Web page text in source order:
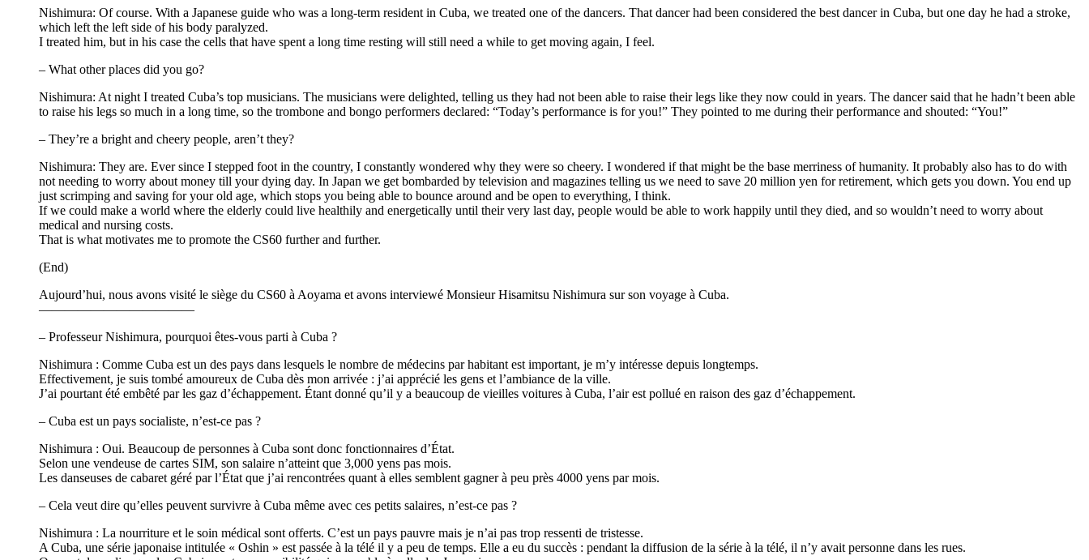
Nishimura: Of course. With a Japanese guide who was a long-term resident in Cuba, we treated one of the dancers. That dancer had been considered the best dancer in Cuba, but one day he had a stroke,
which left the left side of his body paralyzed.
I treated him, but in his case the cells that have spent a long time resting will still need a while to get moving again, I feel.
– What other places did you go?
Nishimura: At night I treated Cuba’s top musicians. The musicians were delighted, telling us they had not been able to raise their legs like they now could in years. The dancer said that he hadn’t been able
to raise his legs so much in a long time, so the trombone and bongo performers declared: “Today’s performance is for you!” They pointed to me during their performance and shouted: “You!”
– They’re a bright and cheery people, aren’t they?
Nishimura: They are. Ever since I stepped foot in the country, I constantly wondered why they were so cheery. I wondered if that might be the base merriness of humanity. It probably also has to do with
not needing to worry about money till your dying day. In Japan we get bombarded by television and magazines telling us we need to save 20 million yen for retirement, which gets you down. You end up
just scrimping and saving for your old age, which stops you being able to bounce around and be open to everything, I think.
If we could make a world where the elderly could live healthily and energetically until their very last day, people would be able to work happily until they died, and so wouldn’t need to worry about
medical and nursing costs.
That is what motivates me to promote the CS60 further and further.
(End)
Aujourd’hui, nous avons visité le siège du CS60 à Aoyama et avons interviewé Monsieur Hisamitsu Nishimura sur son voyage à Cuba.
――――――――――――
– Professeur Nishimura, pourquoi êtes-vous parti à Cuba ?
Nishimura : Comme Cuba est un des pays dans lesquels le nombre de médecins par habitant est important, je m’y intéresse depuis longtemps.
Effectivement, je suis tombé amoureux de Cuba dès mon arrivée : j’ai apprécié les gens et l’ambiance de la ville.
J’ai pourtant été embêté par les gaz d’échappement. Étant donné qu’il y a beaucoup de vieilles voitures à Cuba, l’air est pollué en raison des gaz d’échappement.
– Cuba est un pays socialiste, n’est-ce pas ?
Nishimura : Oui. Beaucoup de personnes à Cuba sont donc fonctionnaires d’État.
Selon une vendeuse de cartes SIM, son salaire n’atteint que 3,000 yens pas mois.
Les danseuses de cabaret géré par l’État que j’ai rencontrées quant à elles semblent gagner à peu près 4000 yens par mois.
– Cela veut dire qu’elles peuvent survivre à Cuba même avec ces petits salaires, n’est-ce pas ?
Nishimura : La nourriture et le soin médical sont offerts. C’est un pays pauvre mais je n’ai pas trop ressenti de tristesse.
A Cuba, une série japonaise intitulée « Oshin » est passée à la télé il y a peu de temps. Elle a eu du succès : pendant la diffusion de la série à la télé, il n’y avait personne dans les rues.